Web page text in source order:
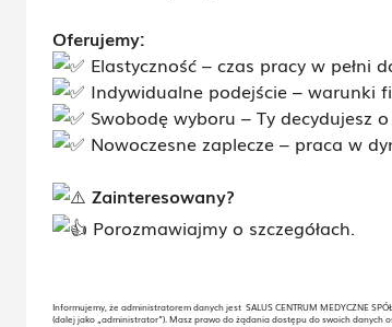
Oferujemy:
Elastyczność – czas pracy w pełni
Indywidualne podejście – warunki
Swobodę wyboru – Ty decydujesz
Nowoczesne zaplecze – praca w
Zainteresowany?
Porozmawiajmy o szczegółach.
Informujemy, że administratorem danych jest SALUS CENTRUM MEDYCZNE
(dalej jako „administrator”). Masz prawo do żądania dostępu do swoich